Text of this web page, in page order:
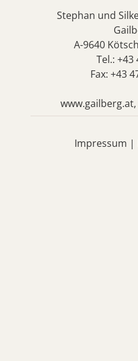
Stephan und
A-9640
Tel.: +43
Fax: +43
www.gailberg.at,
Impressum |